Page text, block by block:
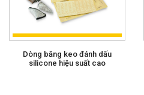
Dòng băng keo đánh dấu
silicone hiệu suất cao